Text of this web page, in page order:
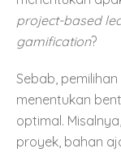
project-based
gamification?
Sebab,
menentukan
optimal.
proyek, bahan